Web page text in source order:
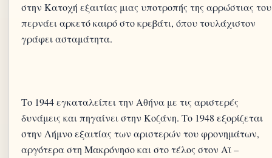
στην Κατοχή εξαιτίας μιας υποτροπής της αρρώστιας του
περνάει αρκετό καιρό στο κρεβάτι, όπου τουλάχιστον
Το 1944 εγκαταλείπει την Αθήνα με τις αριστερές
δυνάμεις και πηγαίνει στην Κοζάνη. Το 1948 εξορίζεται
στην Λήμνο εξαιτίας των αριστερών του φρονημάτων,
αργότερα στη Μακρόνησο και στο τέλος στον Αϊ –